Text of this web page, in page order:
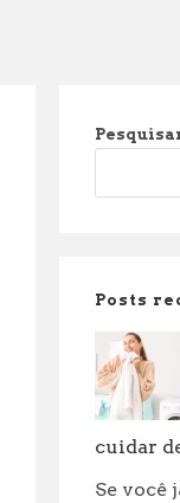
Posts
cuidar
Se você